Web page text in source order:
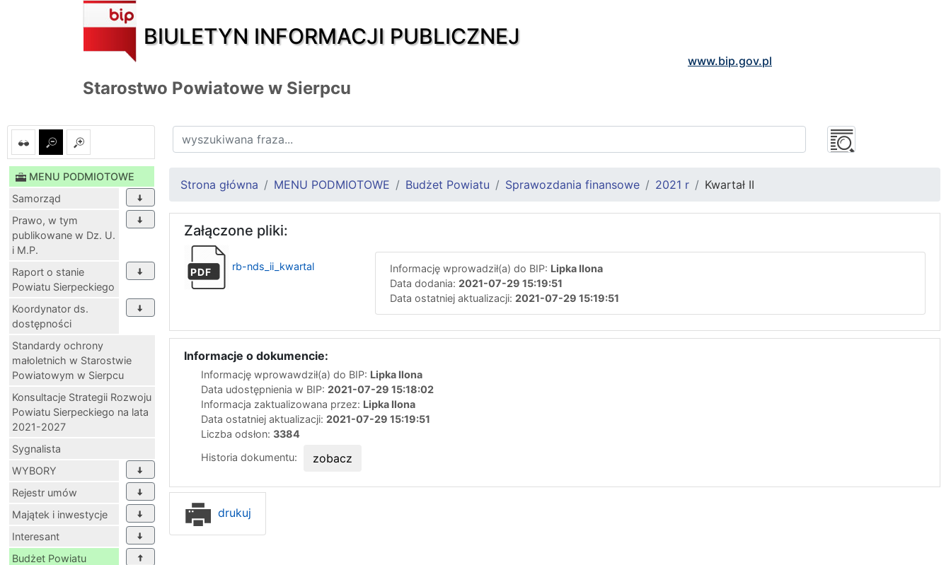
BIULETYN INFORMACJI PUBLICZNEJ
www.bip.gov.pl
Starostwo Powiatowe w Sierpcu
MENU PODMIOTOWE
Samorząd
Prawo, w tym
publikowane w Dz. U.
i M.P.
Raport o stanie
Powiatu Sierpeckiego
Koordynator ds.
dostępności
Standardy ochrony
małoletnich w Starostwie
Powiatowym w Sierpcu
Konsultacje Strategii Rozwoju
Powiatu Sierpeckiego na lata
2021-2027
Sygnalista
WYBORY
Rejestr umów
Majątek i inwestycje
Interesant
Budżet Powiatu
Strona główna MENU PODMIOTOWE Budżet Powiatu Sprawozdania finansowe 2021 r Kwartał II
Załączone pliki:
PDF
rb-nds_ii_kwartal Informację wprowadził(a) do BIP: Lipka Ilona
Data dodania: 2021-07-29 15:19:51
Data ostatniej aktualizacji: 2021-07-29 15:19:51
Informacje o dokumencie:
Informację wprowawdził(a) do BIP: Lipka Ilona
Data udostępnienia w BIP: 2021-07-29 15:18:02
Informacja zaktualizowana przez: Lipka Ilona
Data ostatniej aktualizacji: 2021-07-29 15:19:51
Liczba odsłon: 3384
Historia dokumentu:
zobacz
drukuj